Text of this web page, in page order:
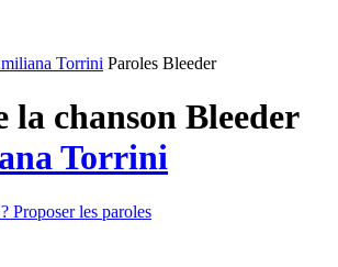
Torrini Paroles Bleeder
la chanson Bleeder
Torrini
Proposer les paroles